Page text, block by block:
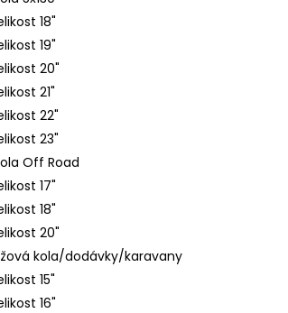
18"
19"
20"
21"
22"
23"
Off Road
17"
18"
20"
kola/dodávky/karavany
15"
16"